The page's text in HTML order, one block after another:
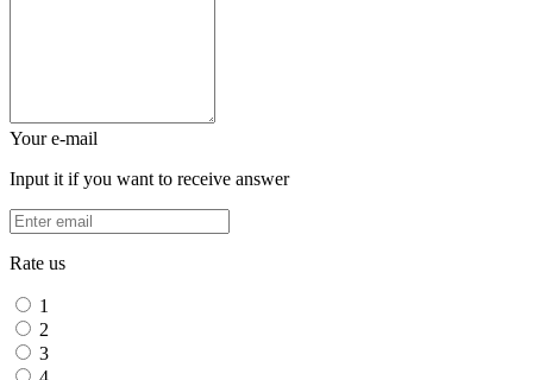
Your e-mail
Input it if you want to receive answer
Rate us
1
2
3